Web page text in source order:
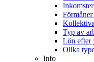
Typ av
Lön efter
Olika
Info